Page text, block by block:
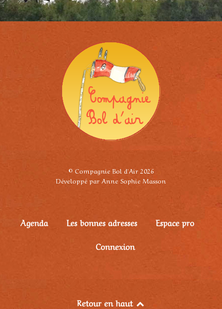
© Compagnie Bol d'Air 2026
Développé par Anne Sophie Masson
Agenda Les bonnes adresses
Espace pro
Connexion
Retour en haut